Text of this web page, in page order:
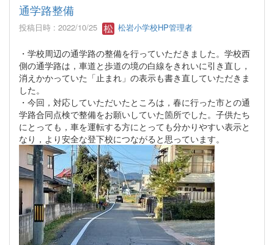
通学路整備
投稿日時 : 2022/10/25 松岩小学校HP管理者
・学校周辺の通学路の整備を行っていただきました。学校西
側の通学路は，車道と歩道の境の白線をきれいに引き直し，
消えかかっていた「止まれ」の表示も書き直していただきま
した。
・今回，対応していただいたところは，春に行った市との通
学路合同点検で整備をお願いしていた箇所でした。子供たち
にとっても，車を運転する方にとっても分かりやすい表示と
なり，より安全な登下校につながると思っています。